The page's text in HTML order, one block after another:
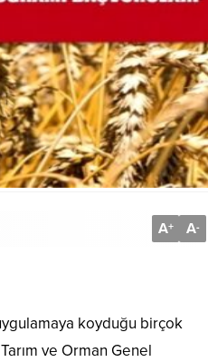
A+ A-
uygulamaya koyduğu birçok
ve Orman Genel